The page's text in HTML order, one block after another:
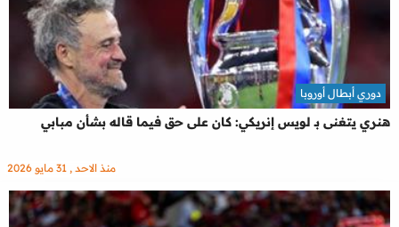
هنري يتغنى بـ لويس إنريكي: كان على حق فيما قاله بشأن مبابي
دوري أبطال أوروبا
منذ الاحد , 31 مايو 2026